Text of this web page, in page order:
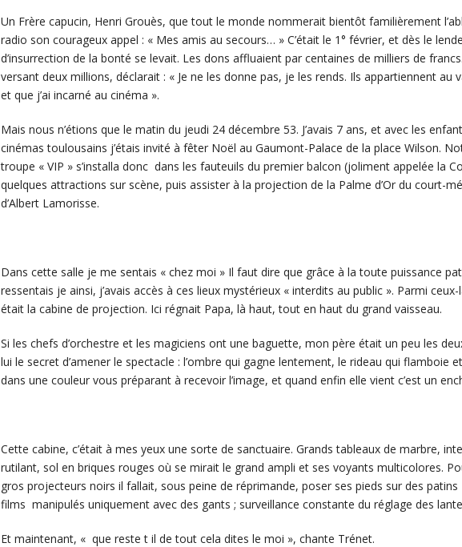
Un Frère capucin, Henri Grouès, que tout le monde nommerait bientôt familièrement
radio son courageux appel : « Mes amis au secours… » C’était le 1° février, et dès le
d’insurrection de la bonté se levait. Les dons affluaient par centaines de milliers de
versant deux millions, déclarait : « Je ne les donne pas, je les rends. Ils appartiennent au
et que j’ai incarné au cinéma ».
Mais nous n’étions que le matin du jeudi 24 décembre 53. J’avais 7 ans, et avec les
cinémas toulousains j’étais invité à fêter Noël au Gaumont-Palace de la place Wilson.
troupe « VIP » s’installa donc dans les fauteuils du premier balcon (joliment appelée la
quelques attractions sur scène, puis assister à la projection de la Palme d’Or du court-
d’Albert Lamorisse.
Dans cette salle je me sentais « chez moi » Il faut dire que grâce à la toute puissance
ressentais je ainsi, j’avais accès à ces lieux mystérieux « interdits au public ». Parmi
était la cabine de projection. Ici régnait Papa, là haut, tout en haut du grand vaisseau.
Si les chefs d’orchestre et les magiciens ont une baguette, mon père était un peu les
lui le secret d’amener le spectacle : l’ombre qui gagne lentement, le rideau qui flamboie
dans une couleur vous préparant à recevoir l’image, et quand enfin elle vient c’est un
Cette cabine, c’était à mes yeux une sorte de sanctuaire. Grands tableaux de marbre,
rutilant, sol en briques rouges où se mirait le grand ampli et ses voyants multicolores.
gros projecteurs noirs il fallait, sous peine de réprimande, poser ses pieds sur des
films manipulés uniquement avec des gants ; surveillance constante du réglage des
Et maintenant, « que reste t il de tout cela dites le moi », chante Trénet.